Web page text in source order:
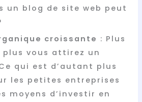
un blog de site web peut
croissante : Plus
vous attirez un
qui est d’autant plus
les petites entreprises
moyens d’investir en